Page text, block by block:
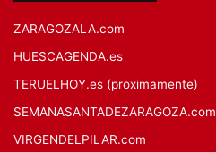
ZARAGOZALA.com
HUESCAGENDA.es
TERUELHOY.es (proximamente)
SEMANASANTADEZARAGOZA.com
VIRGENDELPILAR.com